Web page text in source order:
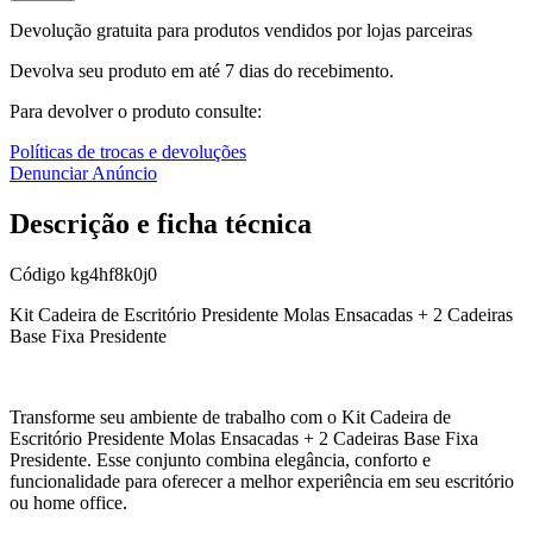
Devolução gratuita para produtos vendidos por lojas parceiras
Devolva seu produto em até 7 dias do recebimento.
Para devolver o produto consulte:
Políticas de trocas e devoluções
Denunciar Anúncio
Descrição e ficha técnica
Código kg4hf8k0j0
Kit Cadeira de Escritório Presidente Molas Ensacadas + 2 Cadeiras
Base Fixa Presidente
Transforme seu ambiente de trabalho com o Kit Cadeira de
Escritório Presidente Molas Ensacadas + 2 Cadeiras Base Fixa
Presidente. Esse conjunto combina elegância, conforto e
funcionalidade para oferecer a melhor experiência em seu escritório
ou home office.